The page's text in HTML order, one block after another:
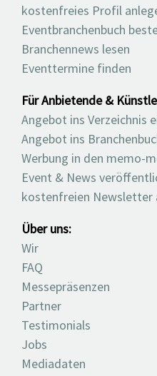
kostenfreies Profil
Eventbranchenbuch
Branchennews lesen
Eventtermine finden
Für Anbietende &
Angebot ins Verzeichnis
Angebot ins
Werbung in den memo-
Event & News
kostenfreien Newsletter
Über uns:
Wir
FAQ
Messepräsenzen
Partner
Testimonials
Jobs
Mediadaten